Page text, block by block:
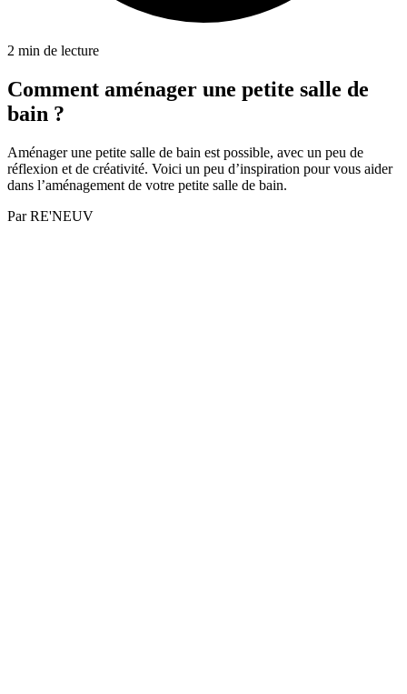
2 min de lecture
Comment aménager une petite salle de
bain ?
Aménager une petite salle de bain est possible, avec un peu de
réflexion et de créativité. Voici un peu d’inspiration pour vous aider
dans l’aménagement de votre petite salle de bain.
ParRE'NEUV